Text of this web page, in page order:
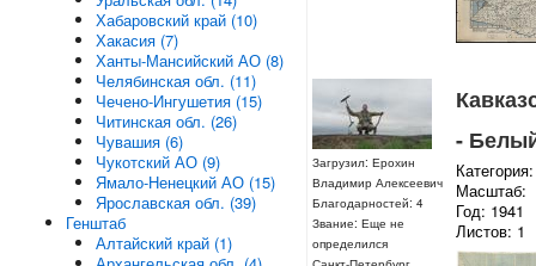
Загрузил: Ерохин
Владимир Алексеевич
Благодарностей: 4
Звание: Еще не
определился
-
Масштаб:
Год: 1941
Листов: 1
Хабаровский край (10)
Хакасия (7)
Ханты-Мансийский АО (8)
Челябинская обл. (11)
Чечено-Ингушетия (15)
Читинская обл. (26)
Чувашия (6)
Чукотский АО (9)
Ямало-Ненецкий АО (15)
Ярославская обл. (39)
Генштаб
Алтайский край (1)